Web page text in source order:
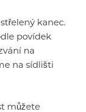
kanec.
povídek
na
na sídlišti
můžete